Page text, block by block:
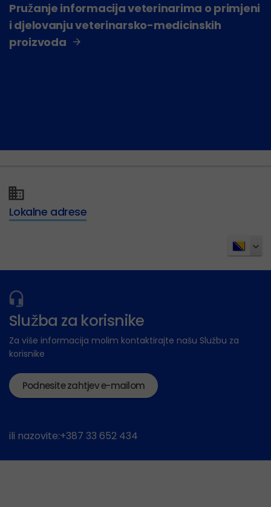
Pružanje informacija veterinarima o primjeni
i djelovanju veterinarsko-medicinskih
proizvoda
Lokalne adrese
Služba za korisnike
Za više informacija molim kontaktirajte našu Službu za
korisnike
Podnesite zahtjev e-mailom
ili nazovite:+387 33 652 434